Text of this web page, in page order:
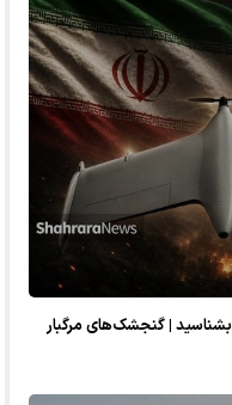
| گنجشک‌های مرگبار